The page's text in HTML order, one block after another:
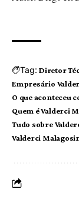
Tag: Diretor
Empresário
O que aconteceu
Quem é Valderci
Tudo sobre
Valderci